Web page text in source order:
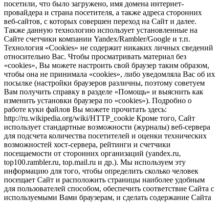
посетили, что было загружено, имя домена интернет-
провайдера и страна посетителя, а также адреса сторонних
веб-сайтов, с которых совершен переход на Сайт и далее.
Также данную технологию использует установленные на
Сайте счетчики компании Yandex/Rambler/Google и т.п.
Технология «Cookies» не содержит никаких личных сведений
относительно Вас. Чтобы просматривать материал без
«cookies», Вы можете настроить свой браузер таким образом,
чтобы она не принимала «cookies», либо уведомляла Вас об их
посылке (настройки браузеров различны, поэтому советуем
Вам получить справку в разделе «Помощь» и выяснить как
изменить установки браузера по «cookies»). Подробно о
работе куки файлов Вы можете прочитать здесь:
http://ru.wikipedia.org/wiki/HTTP_cookie Кроме того, Сайт
использует стандартные возможности (журналы) веб-сервера
для подсчета количества посетителей и оценки технических
возможностей хост-сервера, рейтинги и счетчики
посещаемости от сторонних организаций (yandex.ru,
top100.rambler.ru, top.mail.ru и др.). Мы используем эту
информацию для того, чтобы определить сколько человек
посещает Сайт и расположить страницы наиболее удобным
для пользователей способом, обеспечить соответствие Сайта с
используемыми Вами браузерам, и сделать содержание Сайта